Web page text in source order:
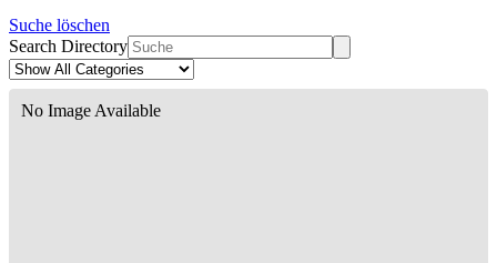
Suche löschen
Search Directory
No Image Available